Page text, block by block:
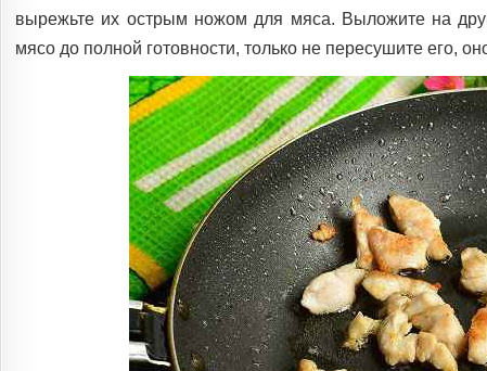
вырежьте их острым ножом для мяса. Выложите на
мясо до полной готовности, только не пересушите его,